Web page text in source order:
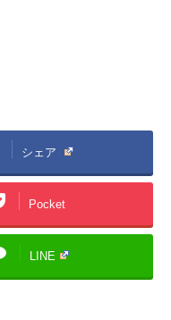
シェア
Pocket
LINE